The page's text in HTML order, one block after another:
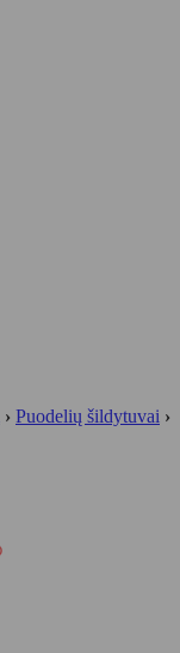
› Puodelių šildytuvai ›